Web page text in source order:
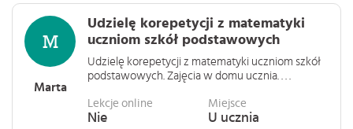
Marta
Udzielę korepetycji z matematyki
uczniom szkół podstawowych
Udzielę korepetycji z matematyki uczniom szkół
podstawowych. Zajęcia w domu ucznia. . . .
Lekcje online
Nie
Miejsce
U ucznia